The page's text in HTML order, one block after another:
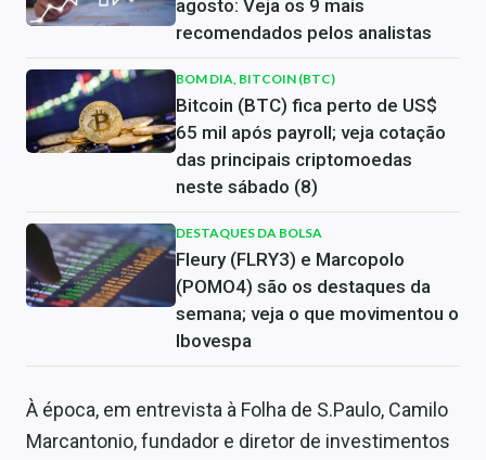
agosto: Veja os 9 mais
recomendados pelos analistas
BOM DIA, BITCOIN (BTC)
Bitcoin (BTC) fica perto de US$
65 mil após payroll; veja cotação
das principais criptomoedas
neste sábado (8)
DESTAQUES DA BOLSA
Fleury (FLRY3) e Marcopolo
(POMO4) são os destaques da
semana; veja o que movimentou o
Ibovespa
À época, em entrevista à Folha de S.Paulo, Camilo
Marcantonio, fundador e diretor de investimentos